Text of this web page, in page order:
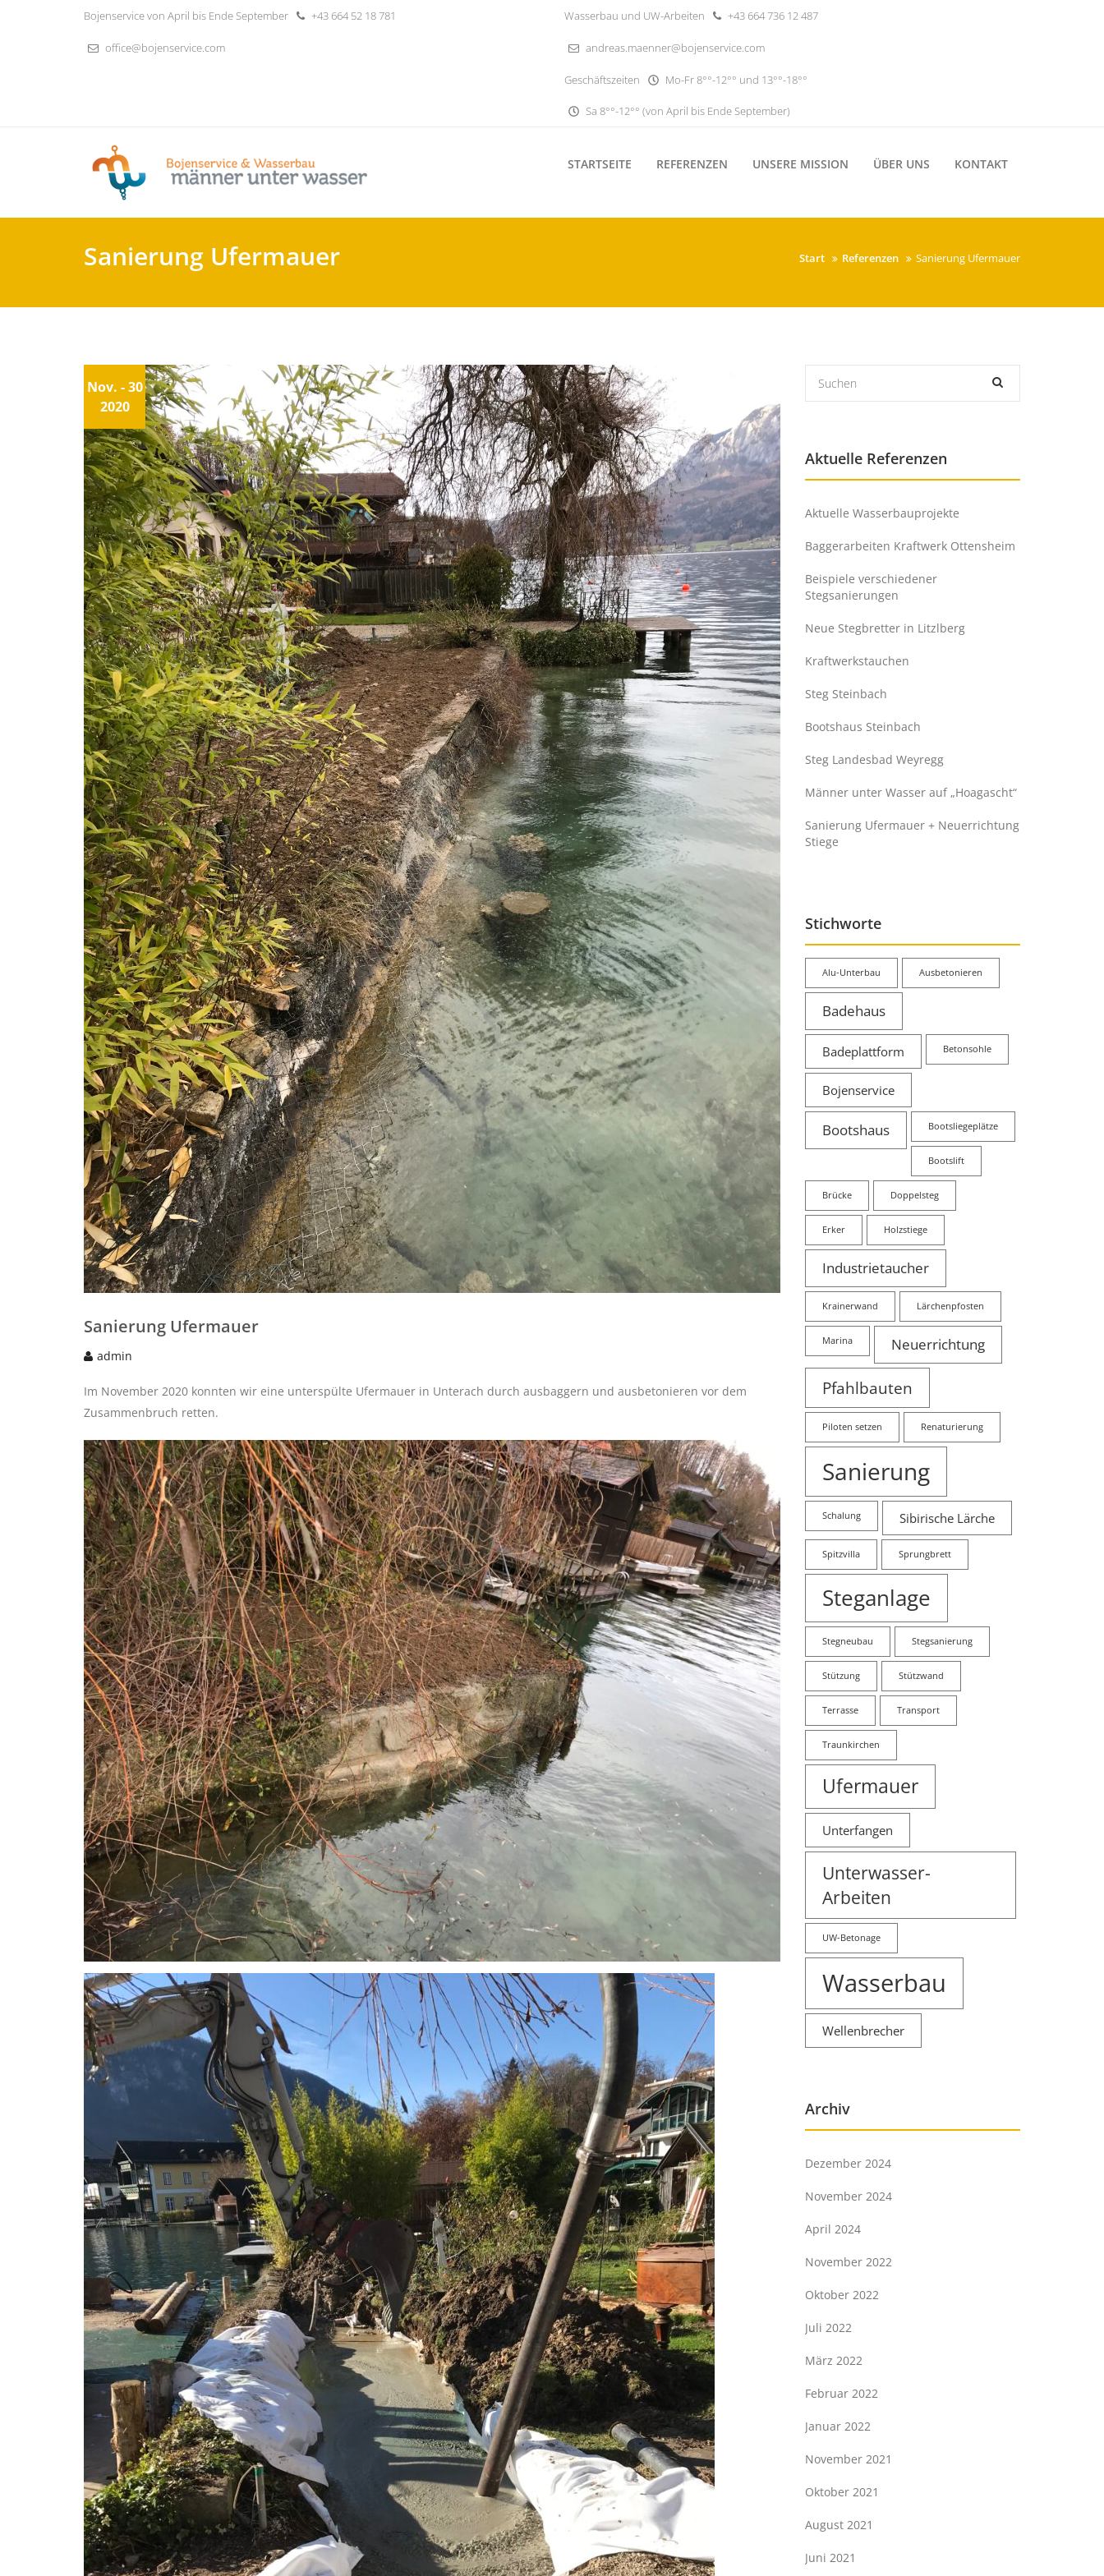
Bojenservice von April bis Ende September +43 664 52 18 781
office@bojenservice.com
Wasserbau und UW-Arbeiten +43 664 736 12 487
andreas.maenner@bojenservice.com
Geschäftszeiten Mo-Fr 8°°-12°° und 13°°-18°°
Sa 8°°-12°° (von April bis Ende September)
STARTSEITE REFERENZEN UNSERE MISSION ÜBER UNS KONTAKT
Sanierung Ufermauer Start Referenzen Sanierung Ufermauer
Nov. - 30
2020
Sanierung Ufermauer
admin
Im November 2020 konnten wir eine unterspülte Ufermauer in Unterach durch ausbaggern und ausbetonieren vor dem
Zusammenbruch retten.
Aktuelle Referenzen
Aktuelle Wasserbauprojekte
Baggerarbeiten Kraftwerk Ottensheim
Beispiele verschiedener
Stegsanierungen
Neue Stegbretter in Litzlberg
Kraftwerkstauchen
Steg Steinbach
Bootshaus Steinbach
Steg Landesbad Weyregg
Männer unter Wasser auf „Hoagascht“
Sanierung Ufermauer + Neuerrichtung
Stiege
Stichworte
Alu-Unterbau Ausbetonieren
Badehaus
Badeplattform Betonsohle
Bojenservice
Bootshaus Bootsliegeplätze
Bootslift
Brücke Doppelsteg
Erker Holzstiege
Industrietaucher
Krainerwand Lärchenpfosten
Marina Neuerrichtung
Pfahlbauten
Piloten setzen Renaturierung
Sanierung
Schalung Sibirische Lärche
Spitzvilla Sprungbrett
Steganlage
Stegneubau Stegsanierung
Stützung Stützwand
Terrasse Transport
Traunkirchen
Ufermauer
Unterfangen
Unterwasser-
Arbeiten
UW-Betonage
Wasserbau
Wellenbrecher
Archiv
Dezember 2024
November 2024
April 2024
November 2022
Oktober 2022
Juli 2022
März 2022
Februar 2022
Januar 2022
November 2021
Oktober 2021
August 2021
Juni 2021